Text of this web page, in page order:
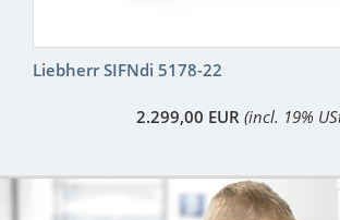
Liebherr SIFNdi 5178-22
2.299,00 EUR (incl. 19%